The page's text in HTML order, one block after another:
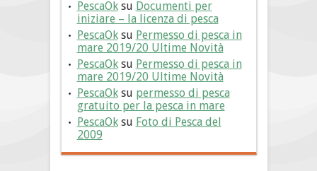
PescaOksu Documenti per
iniziare – la licenza di pesca
PescaOksu Permesso di pesca in
mare 2019/20 Ultime Novità
PescaOksu Permesso di pesca in
mare 2019/20 Ultime Novità
PescaOksu permesso di pesca
gratuito per la pesca in mare
PescaOksu Foto di Pesca del
2009